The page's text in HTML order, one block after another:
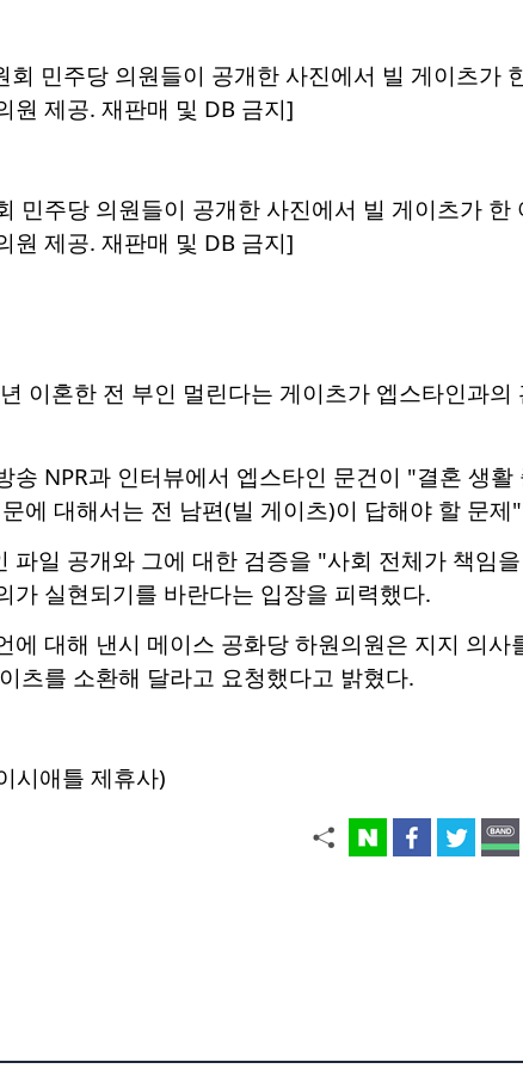
민주당 의원들이 공개한 사진에서 빌 게이츠가
원 제공. 재판매 및 DB 금지]
이혼한 전 부인 멀린다는 게이츠가 엡스타인과
송 NPR과 인터뷰에서 엡스타인 문건이 "결혼 생
에 대해서는 전 남편(빌 게이츠)이 답해야 할 문제
파일 공개와 그에 대한 검증을 "사회 전체가 책임
가 실현되기를 바란다는 입장을 피력했다.
에 대해 낸시 메이스 공화당 하원의원은 지지 의
츠를 소환해 달라고 요청했다고 밝혔다.
시애틀 제휴사)